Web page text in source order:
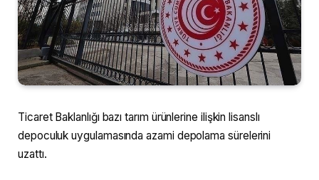
Ticaret Baklanlığı bazı tarım ürünlerine ilişkin lisanslı
depoculuk uygulamasında azami depolama sürelerini
uzattı.